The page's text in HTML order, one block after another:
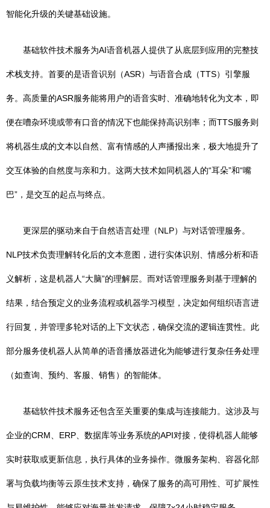
智能化升级的关键基础设施。
基础软件技术服务为AI语音机器人提供了从底层到应用的完整技
术栈支持。首要的是语音识别（ASR）与语音合成（TTS）引擎服
务。高质量的ASR服务能将用户的语音实时、准确地转化为文本，即
便在嘈杂环境或带有口音的情况下也能保持高识别率；而TTS服务则
将机器生成的文本以自然、富有情感的人声播报出来，极大地提升了
交互体验的自然度与亲和力。这两大技术如同机器人的“耳朵”和“嘴
巴”，是交互的起点与终点。
更深层的驱动来自于自然语言处理（NLP）与对话管理服务。
NLP技术负责理解转化后的文本意图，进行实体识别、情感分析和语
义解析，这是机器人“大脑”的理解层。而对话管理服务则基于理解的
结果，结合预定义的业务流程或机器学习模型，决定如何组织语言进
行回复，并管理多轮对话的上下文状态，确保交流的逻辑连贯性。此
部分服务使机器人从简单的语音播放器进化为能够进行复杂任务处理
（如查询、预约、客服、销售）的智能体。
基础软件技术服务还包含至关重要的集成与连接能力。这涉及与
企业的CRM、ERP、数据库等业务系统的API对接，使得机器人能够
实时获取或更新信息，执行具体的业务操作。微服务架构、容器化部
署与负载均衡等云原生技术支持，确保了服务的高可用性、可扩展性